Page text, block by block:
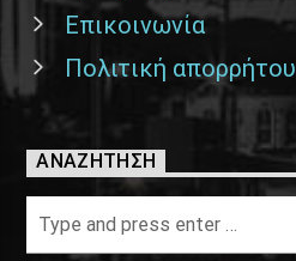
Επικοινωνία
Πολιτική απορρήτου
ΑΝΑΖΉΤΗΣΗ